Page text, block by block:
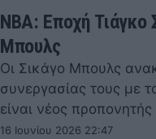
NBA: Εποχή Τιάγκο
Μπουλς
Οι Σικάγο Μπουλς
συνεργασίας τους με
είναι νέος
16 Ιουνίου 2026 22:47